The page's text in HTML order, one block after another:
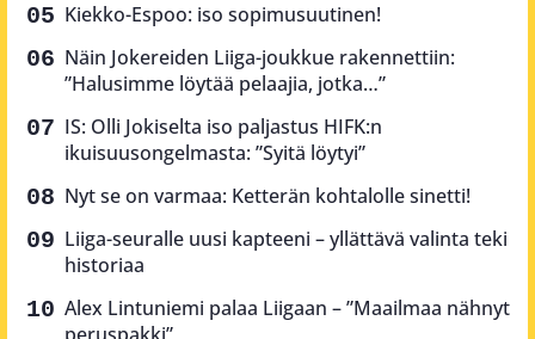
Kiekko-Espoo: iso sopimusuutinen!
Näin Jokereiden Liiga-joukkue rakennettiin:
”Halusimme löytää pelaajia, jotka…”
IS: Olli Jokiselta iso paljastus HIFK:n
ikuisuusongelmasta: ”Syitä löytyi”
Nyt se on varmaa: Ketterän kohtalolle sinetti!
Liiga-seuralle uusi kapteeni – yllättävä valinta teki
historiaa
Alex Lintuniemi palaa Liigaan – ”Maailmaa nähnyt